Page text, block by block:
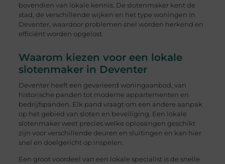
bovendien van lokale kennis. De slotenmaker kent de
stad, de verschillende wijken en het type woningen in
Deventer, waardoor problemen snel worden herkend en
efficiënt worden opgelost.
Waarom kiezen voor een lokale
slotenmaker in Deventer
Deventer heeft een gevarieerd woningaanbod, van
historische panden tot moderne appartementen en
bedrijfspanden. Elk pand vraagt om een andere aanpak
op het gebied van sloten en beveiliging. Een lokale
slotenmaker weet precies welke oplossingen geschikt
zijn voor verschillende deuren en sluitingen en kan hier
snel en doelgericht op inspelen.
Een groot voordeel van een lokale specialist is de snelle